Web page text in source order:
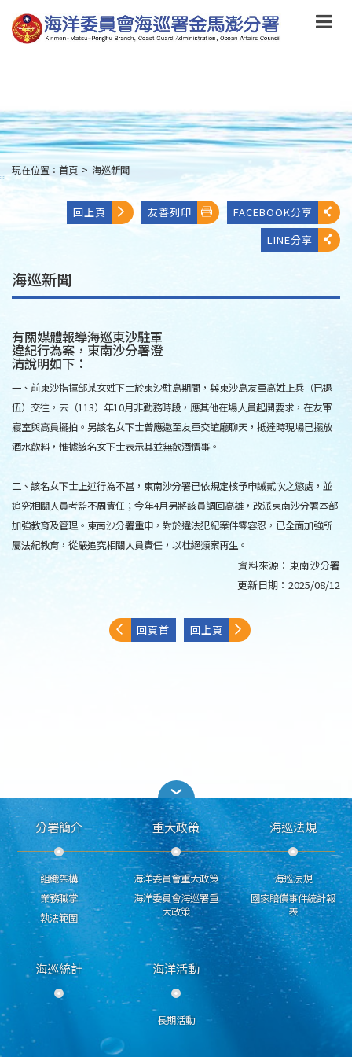
到
主
要
main
content
:::
現在位置： 首頁 > 海巡新聞
回上頁 友善列印
FACEBOOK分享
LINE分享
海巡新聞
有關媒體報導海巡東沙駐軍
違紀行為案，東南沙分署澄
清說明如下：
一、前東沙指揮部某女姓下士於東沙駐島期間，與東沙島友軍高姓上兵（已退
伍）交往，去（113）年10月非勤務時段，應其他在場人員起鬨要求，在友軍
寢室與高員擺拍。另該名女下士曾應邀至友軍交誼廳聊天，抵達時現場已擺放
酒水飲料，惟據該名女下士表示其並無飲酒情事。
二、該名女下士上述行為不當，東南沙分署已依規定核予申誡貳次之懲處，並
追究相關人員考監不周責任；今年4月另將該員調回高雄，改派東南沙分署本部
加強教育及管理。東南沙分署重申，對於違法犯紀案件零容忍，已全面加強所
屬法紀教育，從嚴追究相關人員責任，以杜絕類案再生。
資料來源： 東南沙分署
更新日期： 2025/08/12
回頁首 回上頁
分署簡介
組織架構
業務職掌
執法範圍
重大政策
海洋委員會重大政策
海洋委員會海巡署重
大政策
海巡法規
海巡法規
國家賠償事件統計報
表
海巡統計 海洋活動
長期活動